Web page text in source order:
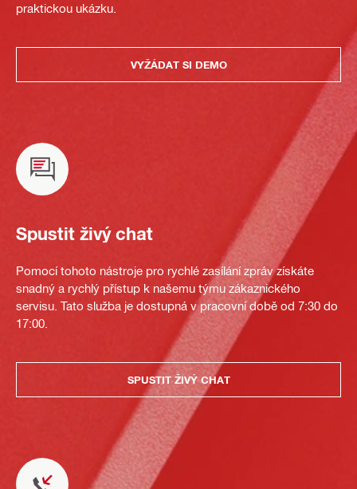
praktickou ukázku.
VYŽÁDAT SI DEMO
Spustit živý chat
Pomocí tohoto nástroje pro rychlé zasílání zpráv získáte
snadný a rychlý přístup k našemu týmu zákaznického
servisu. Tato služba je dostupná v pracovní době od 7:30 do
17:00.
SPUSTIT ŽIVÝ CHAT